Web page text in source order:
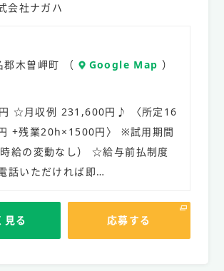
会社ナガハ
郡木曽岬町 （
Google Map ）
☆月収例 231,600円♪ 〈所定16
+残業20h×1500円〉 ※試用期間
給の変動なし） ☆給与前払制度
話いただければ即…
見る 応募する